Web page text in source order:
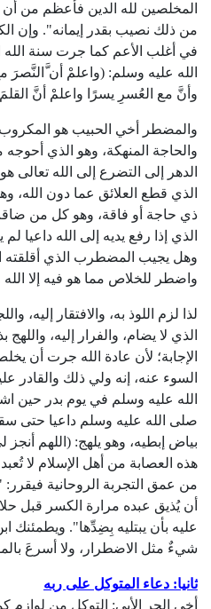
المخلصين لله الدين فأعظم من
من ذلك نصيب بقدر إيمانه". وإن
في أغلب الأعم كما جرت سنة الله
الله عليه وسلم: (واعلمْ أن
وأنَّ مع العُسرِ يسرًا واعلمْ أنَّ
والمضطر أخي الحبيب هو المكروب
والحاجة المنهكة، وهو الذي
الدهر إلى التضرع إلى الله تعالى
الذي قطع العلائق عما دون الله،
ذي حاجة أو فاقة، وهو كل من
الذي إذا رفع يديه إلى الله
وهل يجيب المضطرب الذي أقلقته
واضطر للخلاص مما هو فيه إلا
لذا لزم اللوذ به، والافتقار إليه،
الذي لا يضام، والفرار إليه،
الإجابة؛ لأن عادة الله جرت أن
السوء عنه، إنه ولي ذلك والقادر
الله عليه وسلم في يوم بدر حين
صلى الله عليه وسلم داعيا حتى
بياض إبطيه، وهو يلهج: (اللهم أنجز
هذه العصابة من أهل الإسلام لا
من عمق التجربة الروحانية
أن يُذيق عبده مرارة الكسر قبل
عليه بأن يبتليه بِضِدِّها".
شيءٌ مثل الاضطرار، ولا أسرعَ
ثانيا: دعاء المتوكل على ربه
أخي الحر الأبي: التوكل من لوازم